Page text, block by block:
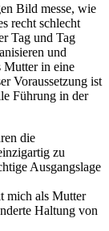
Bild messe, wie
recht schlecht
Tag und Tag
und
Mutter in eine
Voraussetzung ist
Führung in der
die
zu
Ausgangslage
mich als Mutter
Haltung von